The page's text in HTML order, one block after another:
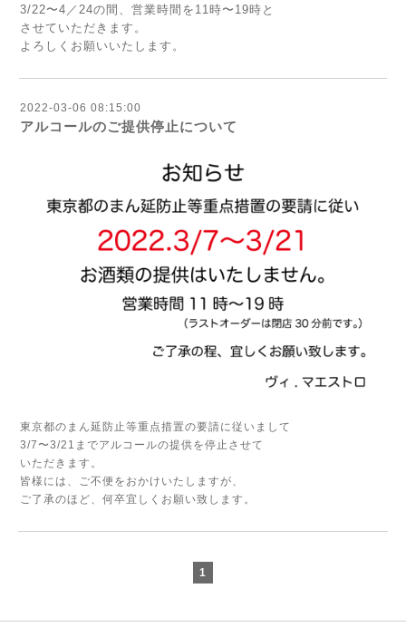
3/22〜4／24の間、営業時間を11時〜19時と
させていただきます。
よろしくお願いいたします。
2022-03-06 08:15:00
アルコールのご提供停止について
東京都のまん延防止等重点措置の要請に従いまして
3/7〜3/21までアルコールの提供を停止させて
いただきます。
皆様には、ご不便をおかけいたしますが、
ご了承のほど、何卒宜しくお願い致します。
1